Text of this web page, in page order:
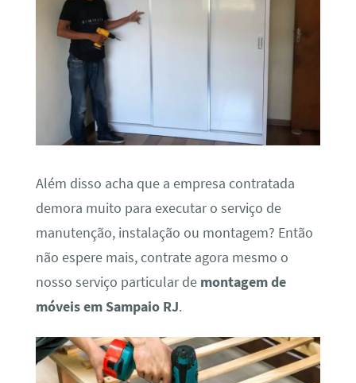
Além disso acha que a empresa contratada
demora muito para executar o serviço de
manutenção, instalação ou montagem? Então
não espere mais, contrate agora mesmo o
nosso serviço particular de montagem de
móveis em Sampaio RJ.